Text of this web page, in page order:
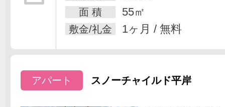
面 積 55㎡
敷金/礼金 1ヶ月 / 無料
アパート スノーチャイルド平岸